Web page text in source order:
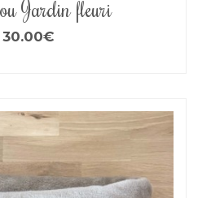
Jardin fleuri
30.00€